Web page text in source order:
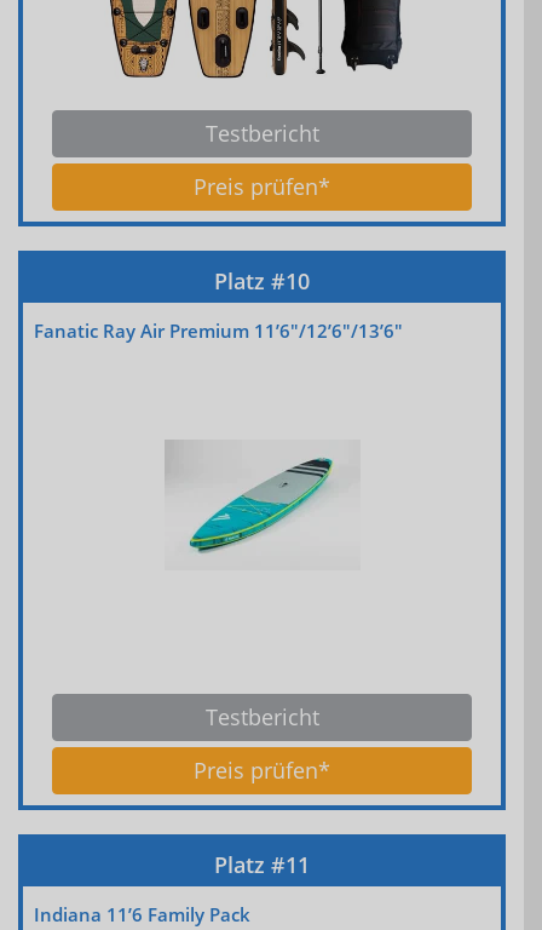
Testbericht
Preis prüfen*
Fanatic Ray Air Premium 11’6″/12’6″/13’6″
Testbericht
Preis prüfen*
Indiana 11’6 Family Pack